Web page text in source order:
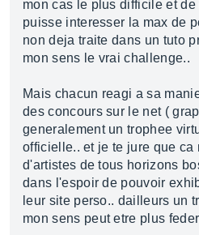
mon cas le plus difficile et
puisse interesser la max de
non deja traite dans un tuto
mon sens le vrai challenge..
Mais chacun reagi a sa
des concours sur le net (
generalement un trophee
officielle.. et je te jure que ca
d'artistes de tous horizons
dans l'espoir de pouvoir
leur site perso.. dailleurs un
mon sens peut etre plus